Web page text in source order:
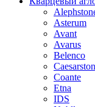
Asterum
Avant
Avarus
Belenco
Coante
Etna
IDS